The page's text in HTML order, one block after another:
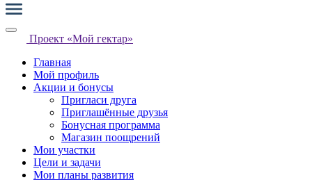
Проект «Мой гектар»
Главная
Мой профиль
Акции и бонусы
Пригласи друга
Приглашённые друзья
Бонусная программа
Магазин поощрений
Мои участки
Цели и задачи
Мои планы развития